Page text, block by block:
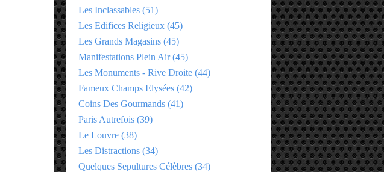
Les Inclassables (51)
Les Edifices Religieux (45)
Les Grands Magasins (45)
Manifestations Plein Air(45)
Les Monuments - Rive Droite (44)
Fameux Champs Elysées (42)
Coins Des Gourmands (41)
Paris Autrefois (39)
Le Louvre (38)
Les Distractions (34)
Quelques Sepultures Célèbres (34)